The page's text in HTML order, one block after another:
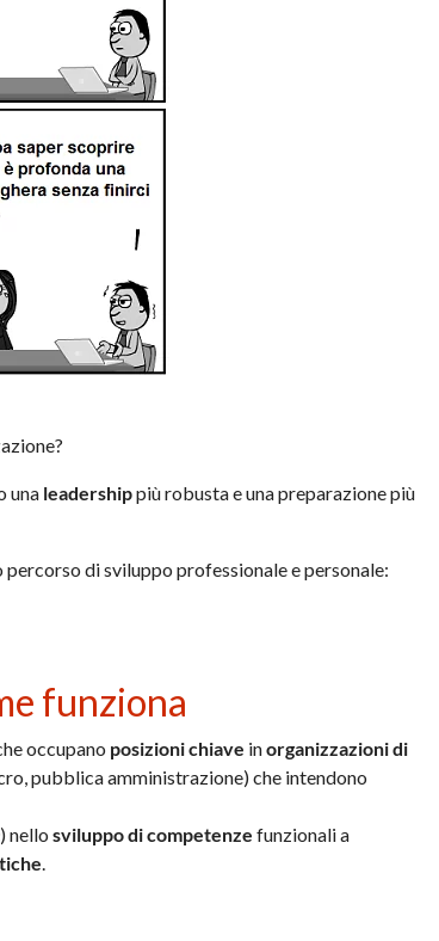
una leadershippiù robusta e una preparazione più
percorso di sviluppo professionale e personale:
funziona
occupano posizioni chiave inorganizzazioni di
pubblica amministrazione) che intendono
) nellosviluppo di competenze funzionali a
.